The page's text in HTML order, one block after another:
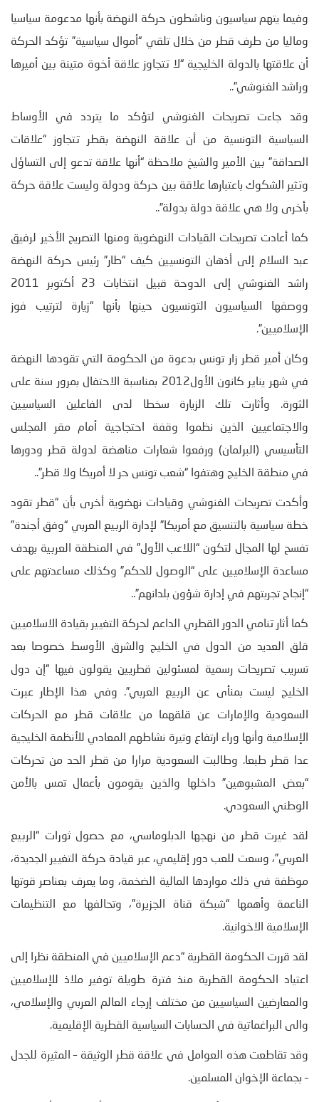
وفيما يتهم سياسيون وناشطون حركة النهضة بأنها مدعومة سياسيا
وماليا من طرف قطر من خلال تلقي “أموال سياسية” تؤكد الحركة
أن علاقتها بالدولة الخليجية “لا تتجاوز علاقة أخوة متينة بين أميرها
وراشد الغنوشي”..
وقد جاءت تصريحات الغنوشي لتؤكد ما يتردد في الأوساط
السياسية التونسية من أن علاقة النهضة بقطر تتجاوز “علاقات
الصداقة” بين الأمير والشيخ ملاحظة “أنها علاقة تدعو إلى التساؤل
وتثير الشكوك باعتبارها علاقة بين حركة ودولة وليست علاقة حركة
بأخرى ولا هي علاقة دولة بدولة”..
كما أعادت تصريحات القيادات النهضوية ومنها التصريح الأخير لرفيق
عبد السلام إلى أذهان التونسيين كيف “طار” رئيس حركة النهضة
راشد الغنوشي إلى الدوحة قبيل انتخابات 23 أكتوبر 2011
ووصفها السياسيون التونسيون حينها بأنها “زيارة لترتيب فوز
الإسلاميين”.
وكان أمير قطر زار تونس بدعوة من الحكومة التي تقودها النهضة
في شهر يناير كانون الأول2012 بمناسبة الاحتفال بمرور سنة على
الثورة. وأثارت تلك الزيارة سخطا لدى الفاعلين السياسيين
والاجتماعيين الذين نظموا وقفة احتجاجية أمام مقر المجلس
التأسيسي (البرلمان) ورفعوا شعارات مناهضة لدولة قطر ودورها
في منطقة الخليج وهتفوا “شعب تونس حر لا أمريكا ولا قطر”..
وأكدت تصريحات الغنوشي وقيادات نهضوية أخرى بأن “قطر تقود
خطة سياسية بالتنسيق مع أمريكا” لإدارة الربيع العربي “وفق أجندة”
تفسح لها المجال لتكون “اللاعب الأول” في المنطقة العربية بهدف
مساعدة الإسلاميين على “الوصول للحكم” وكذلك مساعدتهم على
“إنجاح تجربتهم في إدارة شؤون بلدانهم”..
كما أثار تنامي الدور القطري الداعم لحركة التغيير بقيادة الاسلاميين
قلق العديد من الدول في الخليج والشرق الأوسط خصوصا بعد
تسريب تصريحات رسمية لمسئولين قطريين يقولون فيها “إن دول
الخليج ليست بمنأى عن الربيع العربي”. وفي هذا الإطار عبرت
السعودية والإمارات عن قلقهما من علاقات قطر مع الحركات
الإسلامية وأنها وراء ارتفاع وتيرة نشاطهم المعادي للأنظمة الخليجية
عدا قطر طبعا. وطالبت السعودية مرارا من قطر الحد من تحركات
“بعض المشبوهين” داخلها والذين يقومون بأعمال تمس بالأمن
الوطني السعودي.
لقد غيرت قطر من نهجها الدبلوماسي، مع حصول ثورات “الربيع
العربي”، وسعت للعب دور إقليمي، عبر قيادة حركة التغيير الجديدة،
موظفة في ذلك مواردها المالية الضخمة، وما يعرف بعناصر قوتها
الناعمة وأهمها “شبكة قناة الجزيرة”، وتحالفها مع التنظيمات
الإسلامية الاخوانية.
لقد قررت الحكومة القطرية “دعم الإسلاميين في المنطقة نظرا إلى
اعتياد الحكومة القطرية منذ فترة طويلة توفير ملاذ للإسلاميين
والمعارضين السياسيين من مختلف إرجاء العالم العربي والإسلامي،
والى البراغماتية في الحسابات السياسية القطرية الإقليمية.
وقد تقاطعت هذه العوامل في علاقة قطر الوثيقة – المثيرة للجدل
– بجماعة الإخوان المسلمين.